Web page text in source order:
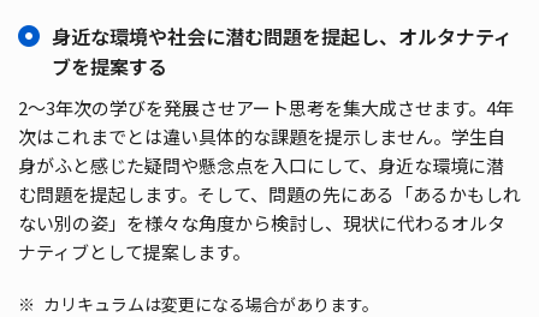
身近な環境や社会に潜む問題を提起し、オルタナティ
ブを提案する
2～3年次の学びを発展させアート思考を集大成させます。4年
次はこれまでとは違い具体的な課題を提示しません。学生自
身がふと感じた疑問や懸念点を入口にして、身近な環境に潜
む問題を提起します。そして、問題の先にある「あるかもしれ
ない別の姿」を様々な角度から検討し、現状に代わるオルタ
ナティブとして提案します。
カリキュラムは変更になる場合があります。